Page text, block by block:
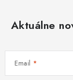
Aktuálne
Email